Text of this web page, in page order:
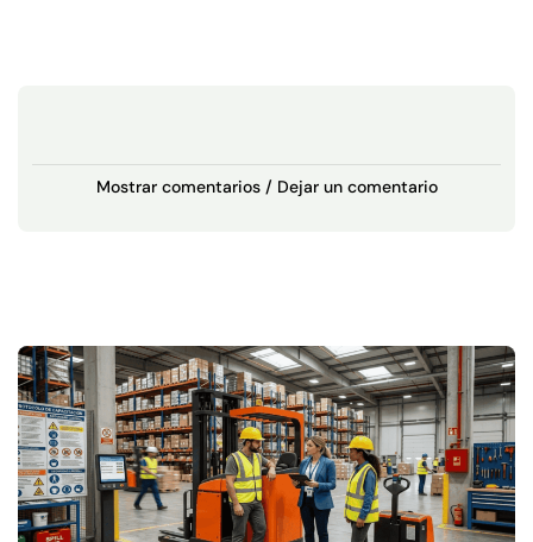
Mostrar comentarios / Dejar un comentario